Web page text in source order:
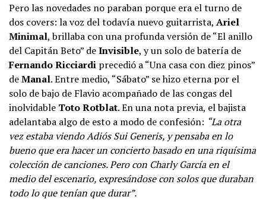
Pero las novedades no paraban porque era el turno de
dos covers: la voz del todavía nuevo guitarrista, Ariel
Minimal, brillaba con una profunda versión de “El anillo
del Capitán Beto” deInvisible, y un solo de batería de
Fernando Ricciardi precedió a “Una casa con diez pinos”
deManal. Entre medio, “Sábato” se hizo eterna por el
solo de bajo de Flavio acompañado de las congas del
inolvidable Toto Rotblat. En una nota previa, el bajista
adelantaba algo de esto a modo de confesión: “La otra
vez estaba viendo Adiós Sui Generis, y pensaba en lo
bueno que era hacer un concierto basado en una riquísima
colección de canciones. Pero con Charly García en el
medio del escenario, expresándose con solos que duraban
todo lo que tenían que durar”.